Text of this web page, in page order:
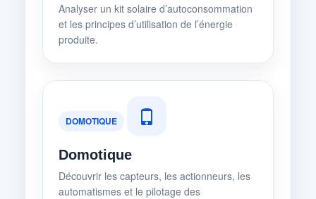
Analyser un kit solaire d’autoconsommation
et les principes d’utilisation de l’énergie
produite.
DOMOTIQUE
Domotique
Découvrir les capteurs, les actionneurs, les
automatismes et le pilotage des